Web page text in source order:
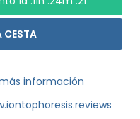
CESTA
información